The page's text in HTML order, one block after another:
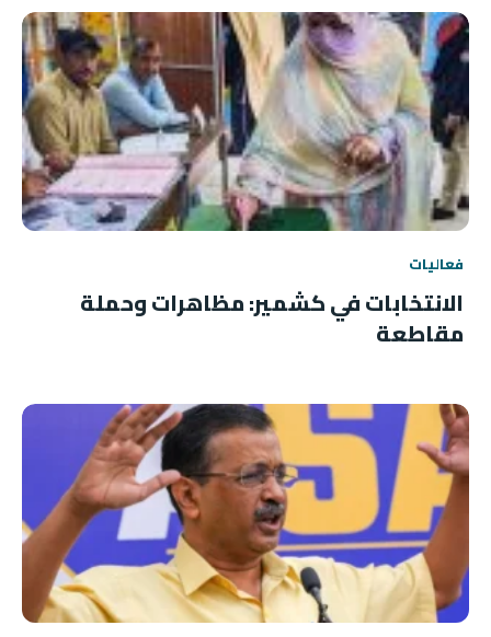
فعاليات
الانتخابات في كشمير: مظاهرات وحملة
مقاطعة